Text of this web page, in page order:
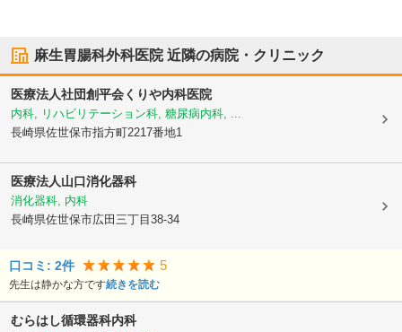
麻生胃腸科外科医院近隣の病院・クリニック
医療法人社団創平会くりや内科医院
内科, リハビリテーション科, 糖尿病内科, ...
長崎県佐世保市指方町2217番地1
医療法人山口消化器科
消化器科, 内科
長崎県佐世保市広田三丁目38-34
口コミ: 2件 5
先生は静かな方です続きを読む
むらはし循環器科内科